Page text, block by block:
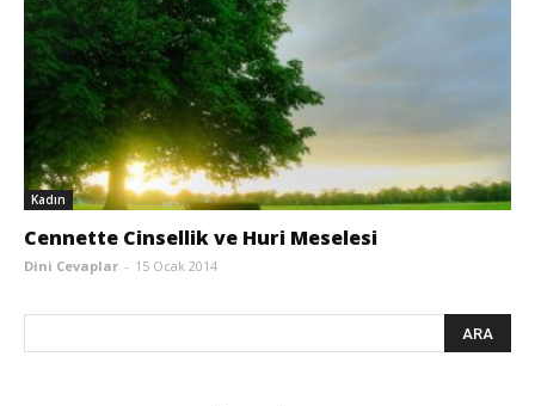
Kadın
Cennette Cinsellik ve Huri Meselesi
Dini Cevaplar - 15 Ocak 2014